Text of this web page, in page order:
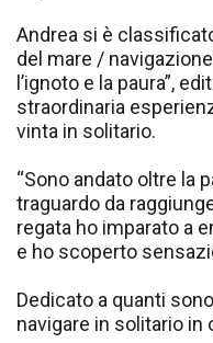
Andrea si è
del mare /
l’ignoto e la paura”,
straordinaria
vinta in solitario.
“Sono andato oltre la
traguardo da
regata ho imparato a
e ho scoperto
Dedicato a quanti
navigare in solitario in